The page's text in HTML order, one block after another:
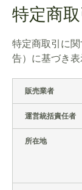
特定商
特定商取引に
告）に基づき表
販売業者
運営統括責任者
所在地